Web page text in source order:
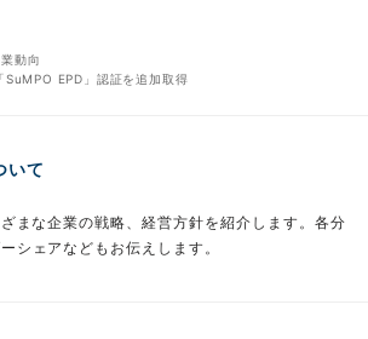
動向
SuMPO EPD」認証を追加取得
いて
まな企業の戦略、経営方針を紹介します。各分
シェアなどもお伝えします。